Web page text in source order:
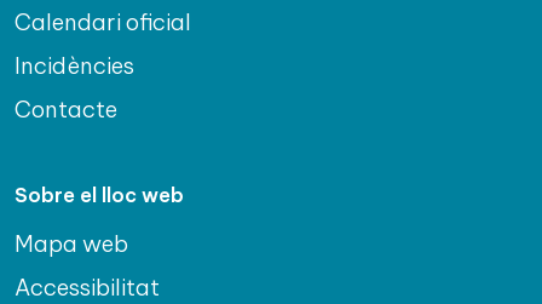
Calendari oficial
Incidències
Contacte
Sobre el lloc web
Mapa web
Accessibilitat